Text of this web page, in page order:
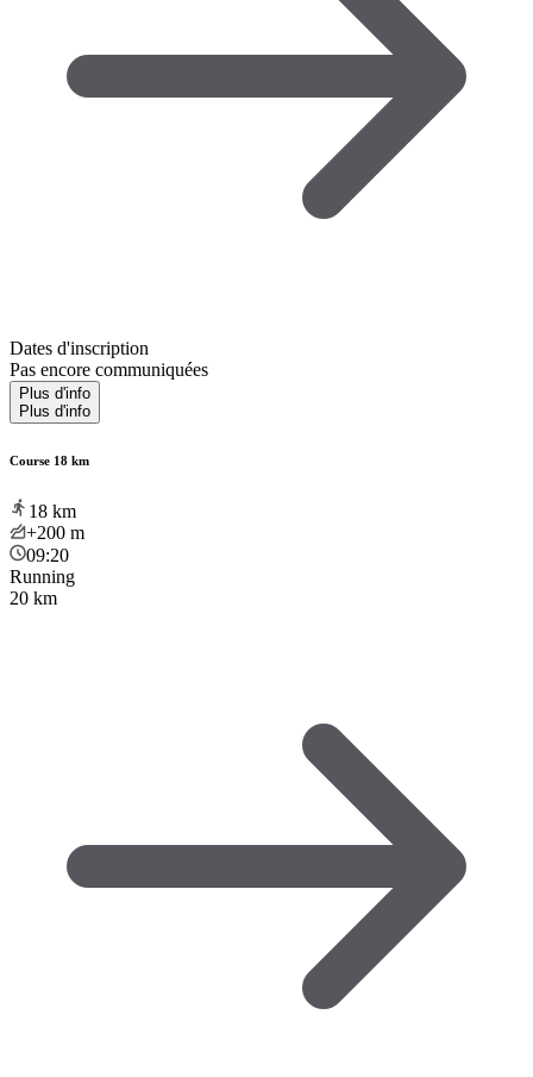
Dates d'inscription
Pas encore communiquées
Plus d'info
Plus d'info
Course 18 km
18 km
+200 m
09:20
Running
20 km